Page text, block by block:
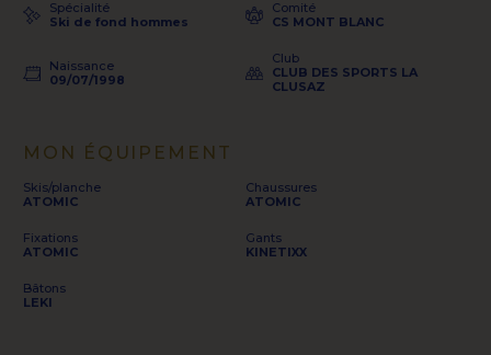
Spécialité
Ski de fond hommes
Comité
CS MONT BLANC
Naissance
09/07/1998
Club
CLUB DES SPORTS LA
CLUSAZ
MON ÉQUIPEMENT
Skis/planche
ATOMIC
Chaussures
ATOMIC
Fixations
ATOMIC
Gants
KINETIXX
Bâtons
LEKI